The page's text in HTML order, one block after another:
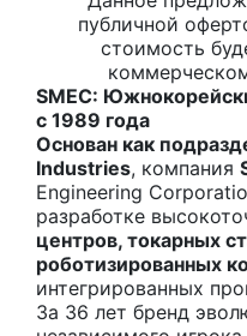
публичной
стоимость
SMEC:
с 1989 года
Основан как
Industries, компания
Engineering
разработке
центров, токарных
роботизированных
интегрированных
За 36 лет бренд